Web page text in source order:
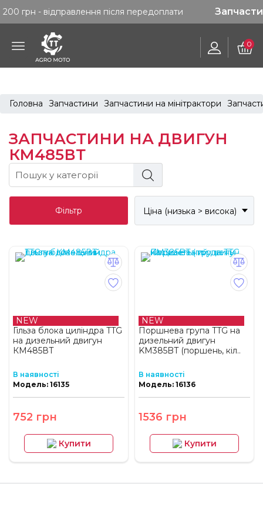
після передоплати Запчастини.
0
Головна Запчастини Запчастини на мінітрактори
ЗАПЧАСТИНИ НА ДВИГУН
КМ485ВТ
Фільтр Ціна (низька > висока)
NEW
Гільза блока циліндра TTG
на дизельний двигун
КМ485ВТ
В наявності
Модель: 16135
752 грн
Купити
NEW
Поршнева група TTG на
дизельний двигун
KM385BT (поршень, кіл..
В наявності
Модель: 16136
1536 грн
Купити